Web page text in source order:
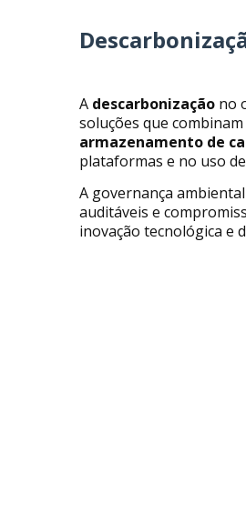
A descarbonização no
soluções que combinam
armazenamento de
plataformas e no uso
A governança
auditáveis e
inovação tecnológica e